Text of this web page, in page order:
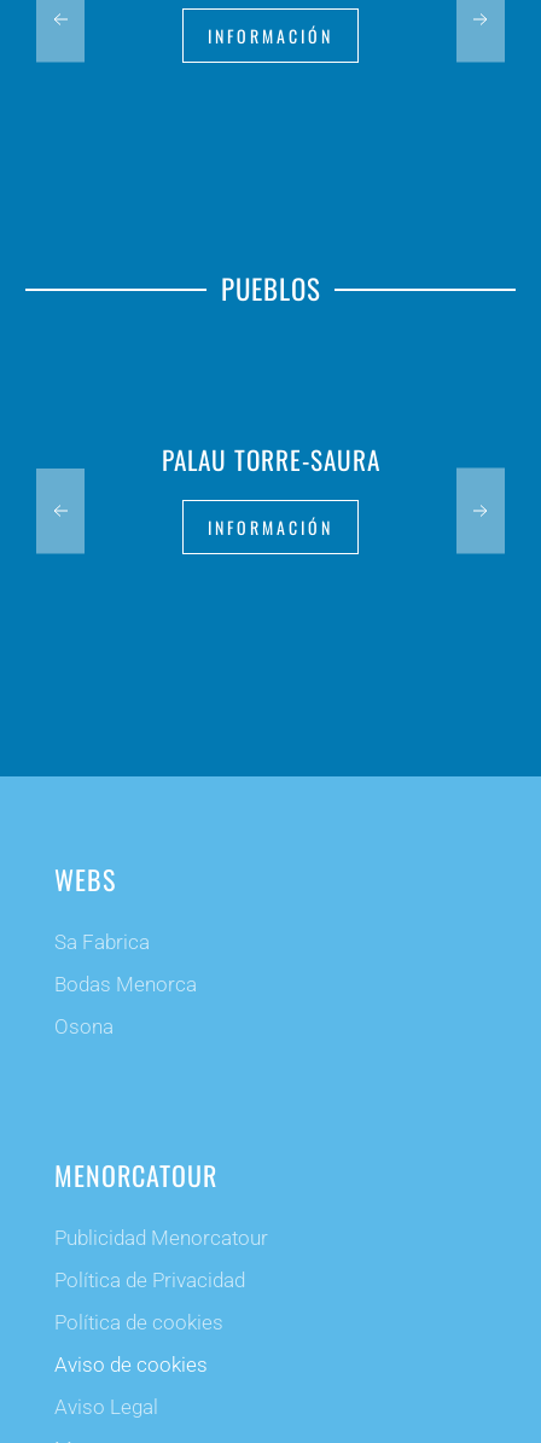
INFORMACIÓN
PUEBLOS
PALAU TORRE-SAURA
INFORMACIÓN
WEBS
Sa Fabrica
Bodas Menorca
Osona
MENORCATOUR
Publicidad Menorcatour
Política de Privacidad
Política de cookies
Aviso de cookies
Aviso Legal